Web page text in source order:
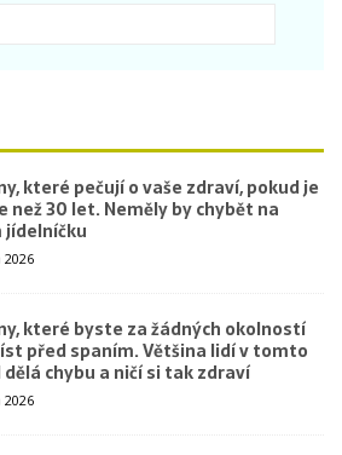
které pečují o vaše zdraví, pokud je
než 30 let. Neměly by chybět na
jídelníčku
2026
které byste za žádných okolností
před spaním. Většina lidí v tomto
chybu a ničí si tak zdraví
2026